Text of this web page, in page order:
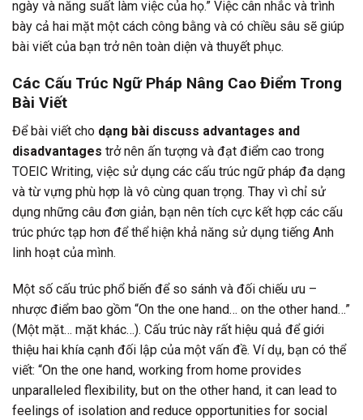
ngày và năng suất làm việc của họ.” Việc cân nhắc và trình
bày cả hai mặt một cách công bằng và có chiều sâu sẽ giúp
bài viết của bạn trở nên toàn diện và thuyết phục.
Các Cấu Trúc Ngữ Pháp Nâng Cao Điểm Trong
Bài Viết
Để bài viết cho dạng bài discuss advantages and
disadvantages trở nên ấn tượng và đạt điểm cao trong
TOEIC Writing, việc sử dụng các cấu trúc ngữ pháp đa dạng
và từ vựng phù hợp là vô cùng quan trọng. Thay vì chỉ sử
dụng những câu đơn giản, bạn nên tích cực kết hợp các cấu
trúc phức tạp hơn để thể hiện khả năng sử dụng tiếng Anh
linh hoạt của mình.
Một số cấu trúc phổ biến để so sánh và đối chiếu ưu –
nhược điểm bao gồm “On the one hand… on the other hand…”
(Một mặt… mặt khác…). Cấu trúc này rất hiệu quả để giới
thiệu hai khía cạnh đối lập của một vấn đề. Ví dụ, bạn có thể
viết: “On the one hand, working from home provides
unparalleled flexibility, but on the other hand, it can lead to
feelings of isolation and reduce opportunities for social